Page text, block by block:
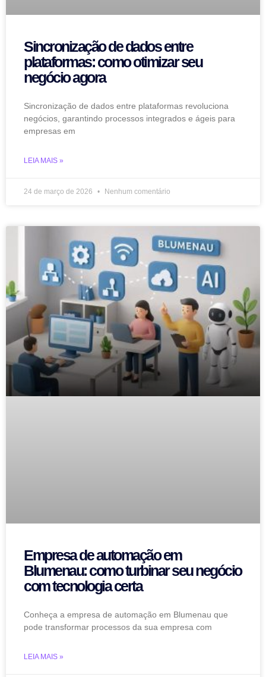
Sincronização de dados entre
plataformas: como otimizar seu
negócio agora
Sincronização de dados entre plataformas revoluciona
negócios, garantindo processos integrados e ágeis para
empresas em
LEIA MAIS »
24 de março de 2026 Nenhum comentário
Empresa de automação em
Blumenau: como turbinar seu negócio
com tecnologia certa
Conheça a empresa de automação em Blumenau que
pode transformar processos da sua empresa com
LEIA MAIS »